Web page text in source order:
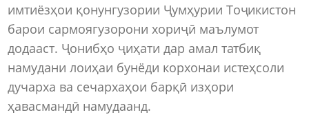
имтиёзҳои қонунгузории Ҷумҳурии Тоҷикистон
барои сармоягузорони хориҷӣ маълумот
додааст. Ҷонибҳо ҷиҳати дар амал татбиқ
намудани лоиҳаи бунёди корхонаи истеҳсоли
дучарха ва сечархаҳои барқӣ изҳори
ҳавасмандӣ намудаанд.